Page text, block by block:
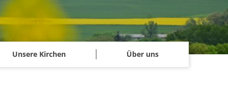
Unsere Kirchen Über uns